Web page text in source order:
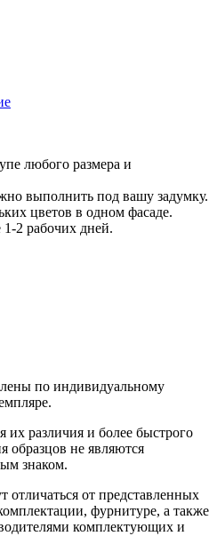
любого размера и
выполнить под вашу задумку.
цветов в одном фасаде.
1-2 рабочих дней.
по индивидуальному
различия и более быстрого
образцов не являются
знаком.
отличаться от представленных
фурнитуре, а также
комплектующих и